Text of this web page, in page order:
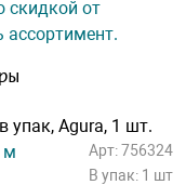
скидкой от
упак, Agura, 1 шт.
м
Арт: 756324
В упак: 1 шт